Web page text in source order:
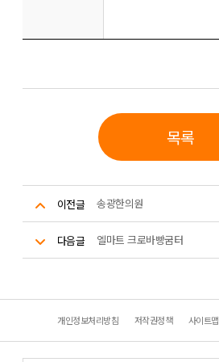
목록
이전글 송광한의원
다음글 엘마트 크로바빵굼터
개인정보처리방침 저작권정책 사이트맵